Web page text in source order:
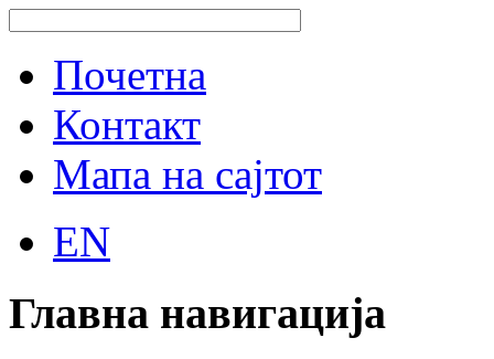
Почетна
Контакт
Мапа на сајтот
EN
Главна навигација